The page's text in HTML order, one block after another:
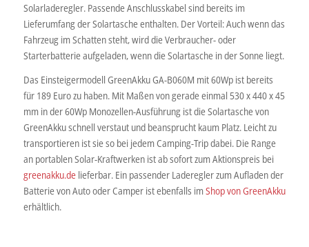
Solarladeregler. Passende Anschlusskabel sind bereits im
Lieferumfang der Solartasche enthalten. Der Vorteil: Auch wenn das
Fahrzeug im Schatten steht, wird die Verbraucher- oder
Starterbatterie aufgeladen, wenn die Solartasche in der Sonne liegt.
Das Einsteigermodell GreenAkku GA-B060M mit 60Wp ist bereits
für 189 Euro zu haben. Mit Maßen von gerade einmal 530 x 440 x 45
mm in der 60Wp Monozellen-Ausführung ist die Solartasche von
GreenAkku schnell verstaut und beansprucht kaum Platz. Leicht zu
transportieren ist sie so bei jedem Camping-Trip dabei. Die Range
an portablen Solar-Kraftwerken ist ab sofort zum Aktionspreis bei
greenakku.delieferbar. Ein passender Laderegler zum Aufladen der
Batterie von Auto oder Camper ist ebenfalls imShop von GreenAkku
erhältlich.